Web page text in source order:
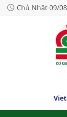
Chủ Nhật 09/